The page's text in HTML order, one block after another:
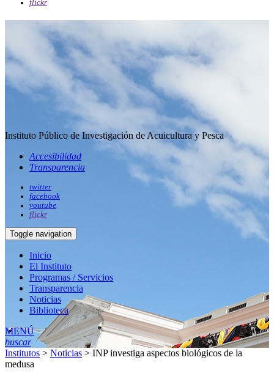
flickr
Instituto Público de Investigación de Acuicultura y Pesca
Accesibilidad
Transparencia
twitter
facebook
youtube
flickr
Toggle navigation
Inicio
El Instituto
Programas / Servicios
Transparencia
Noticias
Biblioteca
MENÚ
buscar
Institutos > Noticias > INP investiga aspectos biológicos de la
medusa